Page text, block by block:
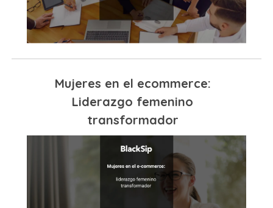
Mujeres en el ecommerce:
Liderazgo femenino
transformador